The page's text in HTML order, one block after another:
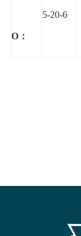
O：
5-20-6